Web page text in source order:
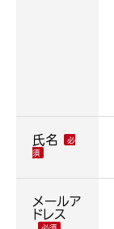
氏名
メールア
ドレス